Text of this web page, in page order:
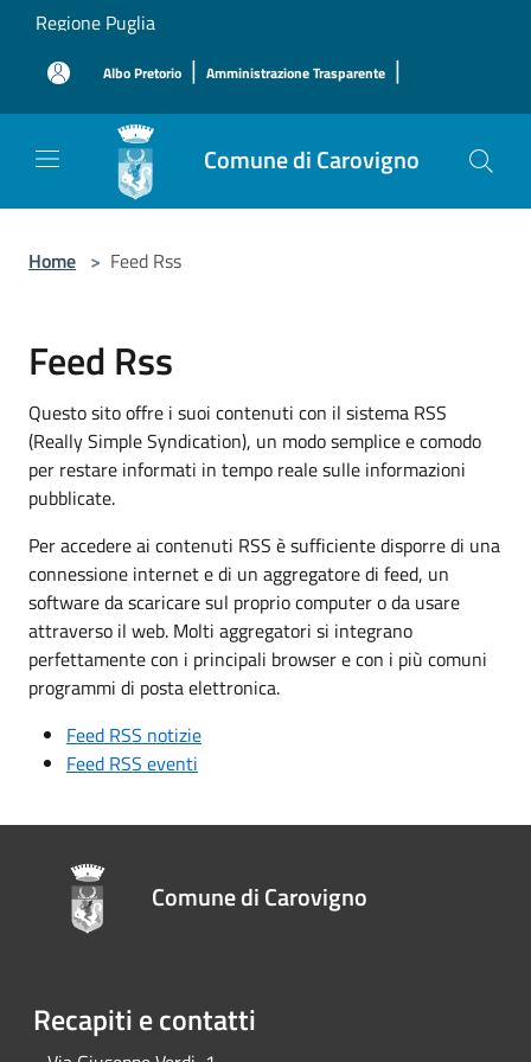
Salta al contenuto principale
Regione Puglia
Albo Pretorio | Amministrazione Trasparente |
Comune di Carovigno
Home > Feed Rss
Feed Rss
Questo sito offre i suoi contenuti con il sistema RSS
(Really Simple Syndication), un modo semplice e comodo
per restare informati in tempo reale sulle informazioni
pubblicate.
Per accedere ai contenuti RSS è sufficiente disporre di una
connessione internet e di un aggregatore di feed, un
software da scaricare sul proprio computer o da usare
attraverso il web. Molti aggregatori si integrano
perfettamente con i principali browser e con i più comuni
programmi di posta elettronica.
Feed RSS notizie
Feed RSS eventi
Comune di Carovigno
Recapiti e contatti